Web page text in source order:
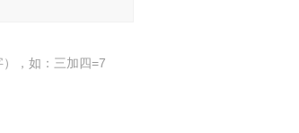
，如：三加四=7